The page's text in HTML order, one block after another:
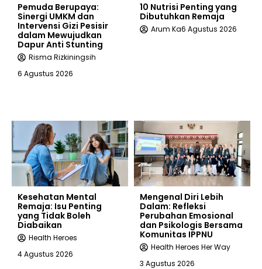
Pemuda Berupaya:
Sinergi UMKM dan
Intervensi Gizi Pesisir
dalam Mewujudkan
Dapur Anti Stunting
Risma Rizkiningsih
6 Agustus 2026
10 Nutrisi Penting yang
Dibutuhkan Remaja
Arum Ka6 Agustus 2026
Kesehatan Mental
Remaja: Isu Penting
yang Tidak Boleh
Diabaikan
Health Heroes
4 Agustus 2026
Mengenal Diri Lebih
Dalam: Refleksi
Perubahan Emosional
dan Psikologis Bersama
Komunitas IPPNU
Health Heroes Her Way
3 Agustus 2026